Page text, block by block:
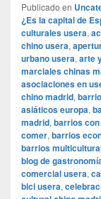
Publicado en
¿Es la capital de
culturales usera,
chino usera,
urbano usera, arte
marciales chinas
asociaciones en
chino madrid,
asiáticos europa,
madrid, barrios
comer, barrios
barrios
blog de
comercial usera,
bici usera,